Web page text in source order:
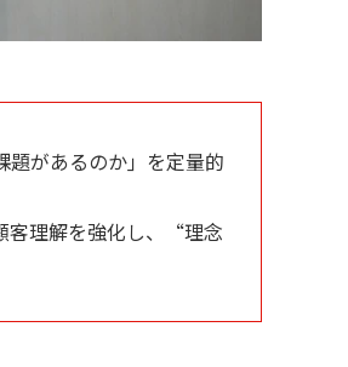
題があるのか」を定量的
客理解を強化し、“理念